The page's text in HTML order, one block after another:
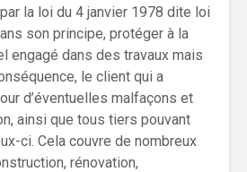
la loi du 4 janvier 1978 dite loi
son principe, protéger à la
engagé dans des travaux mais
le client qui a
d’éventuelles malfaçons et
ainsi que tous tiers pouvant
ci. Cela couvre de nombreux
rénovation,